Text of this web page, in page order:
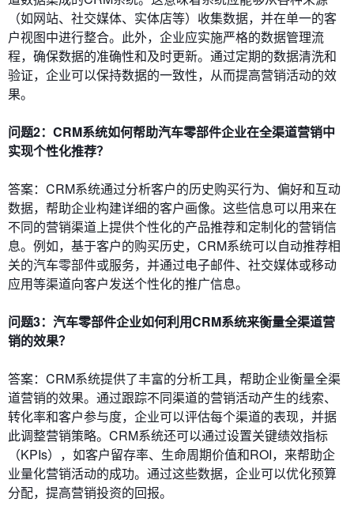
（如网站、社交媒体、实体店等）收集数据，并在单一的客
户视图中进行整合。此外，企业应实施严格的数据管理流
程，确保数据的准确性和及时更新。通过定期的数据清洗和
验证，企业可以保持数据的一致性，从而提高营销活动的效
果。
问题2：CRM系统如何帮助汽车零部件企业在全渠道营销中
实现个性化推荐？
答案：CRM系统通过分析客户的历史购买行为、偏好和互动
数据，帮助企业构建详细的客户画像。这些信息可以用来在
不同的营销渠道上提供个性化的产品推荐和定制化的营销信
息。例如，基于客户的购买历史，CRM系统可以自动推荐相
关的汽车零部件或服务，并通过电子邮件、社交媒体或移动
应用等渠道向客户发送个性化的推广信息。
问题3：汽车零部件企业如何利用CRM系统来衡量全渠道营
销的效果？
答案：CRM系统提供了丰富的分析工具，帮助企业衡量全渠
道营销的效果。通过跟踪不同渠道的营销活动产生的线索、
转化率和客户参与度，企业可以评估每个渠道的表现，并据
此调整营销策略。CRM系统还可以通过设置关键绩效指标
（KPIs），如客户留存率、生命周期价值和ROI，来帮助企
业量化营销活动的成功。通过这些数据，企业可以优化预算
分配，提高营销投资的回报。